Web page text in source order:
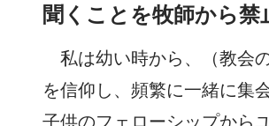
聞くことを牧師から
私は幼い時から、（教会
を信仰し、頻繁に一緒に集
子供のフェローシップから